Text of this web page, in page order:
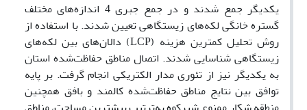
یکدیگر جمع شدند و در جمع جبری 4 اندازه‌های مختلف
گستره خانگی لکه‌های زیستگاهی تعیین شدند. با استفاده از
روش تحلیل کمترین هزینه (LCP) دالان‌های بین لکه‌های
زیستگاهی شناسایی شدند. اتصال مناطق حفاظت‌شده استان
به یکدیگر نیز از تئوری مدار الکتریکی انجام گرفت. بر پایه
توافق بین نتایج مناطق حفاظت‌شده کالمند و بافق همچنین